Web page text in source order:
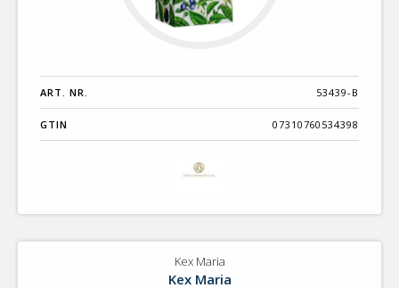
ART. NR. 53439-B
GTIN 07310760534398
Kex Maria
Kex Maria